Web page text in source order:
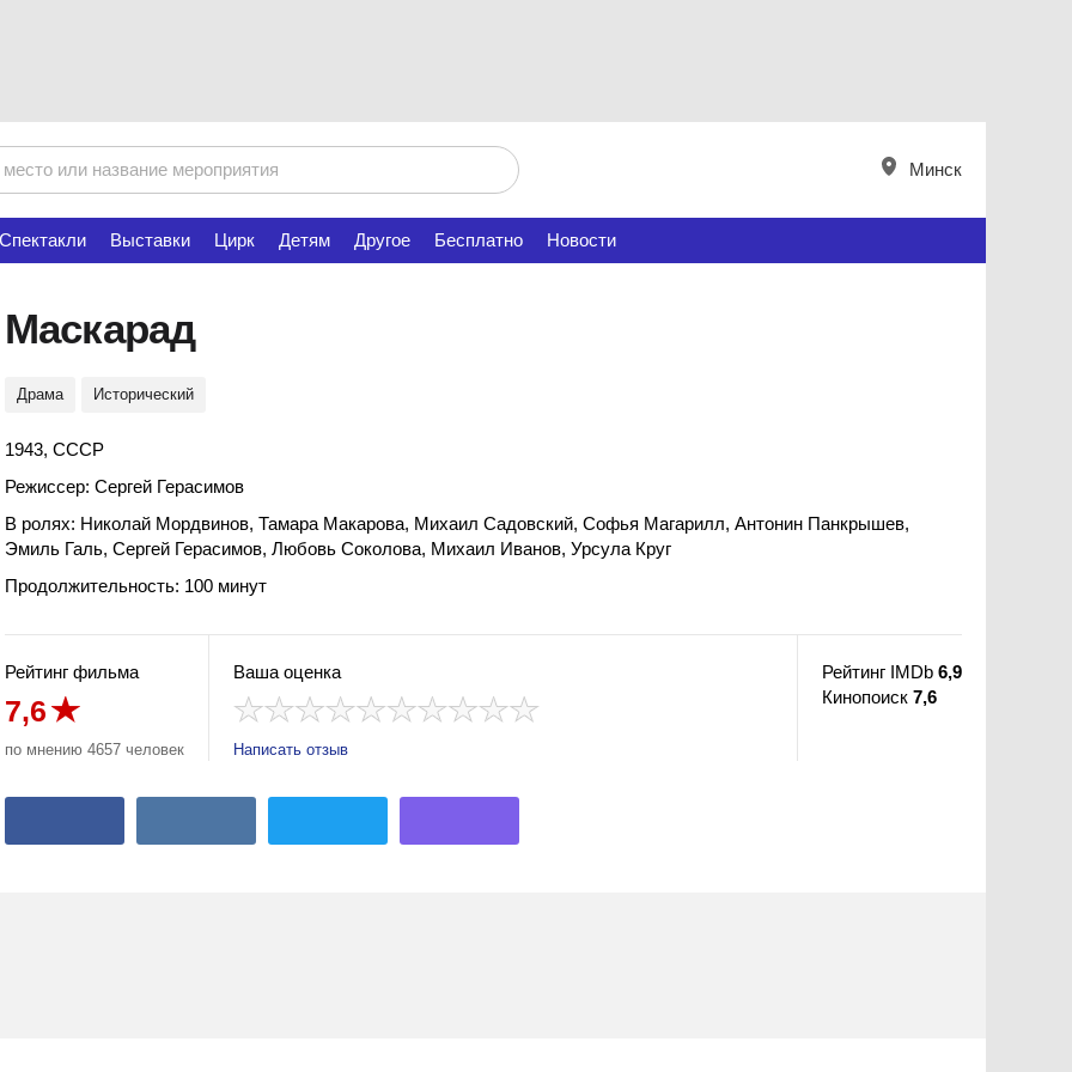
Минск
Спектакли Выставки Цирк Детям Другое Бесплатно Новости
Маскарад
Драма Исторический
1943, СССР
Режиссер: Сергей Герасимов
В ролях: Николай Мордвинов, Тамара Макарова, Михаил Садовский, Софья Магарилл, Антонин Панкрышев,
Эмиль Галь, Сергей Герасимов, Любовь Соколова, Михаил Иванов, Урсула Круг
Продолжительность: 100 минут
Рейтинг фильма
7,6
по мнению 4657 человек
Ваша оценка
Написать отзыв
Рейтинг IMDb 6,9
Кинопоиск 7,6